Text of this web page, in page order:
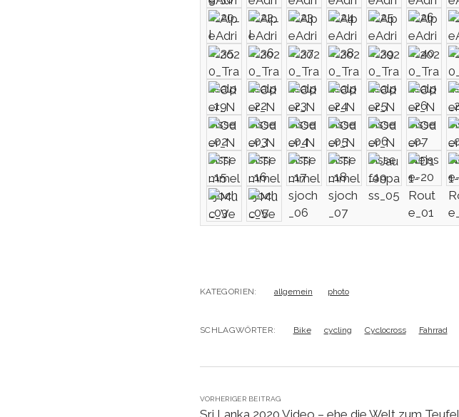
KATEGORIEN: allgemein photo
SCHLAGWÖRTER: Bike cycling Cyclocross Fahrrad
VORHERIGER BEITRAG
Sri Lanka 2020 Video – ehe die Welt zum Teufel